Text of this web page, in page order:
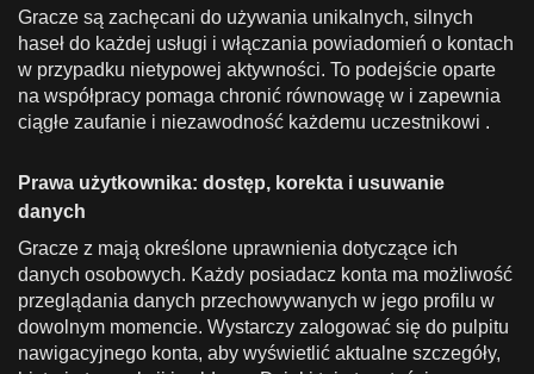
Gracze są zachęcani do używania unikalnych, silnych
haseł do każdej usługi i włączania powiadomień o kontach
w przypadku nietypowej aktywności. To podejście oparte
na współpracy pomaga chronić równowagę w i zapewnia
ciągłe zaufanie i niezawodność każdemu uczestnikowi .
Prawa użytkownika: dostęp, korekta i usuwanie
danych
Gracze z mają określone uprawnienia dotyczące ich
danych osobowych. Każdy posiadacz konta ma możliwość
przeglądania danych przechowywanych w jego profilu w
dowolnym momencie. Wystarczy zalogować się do pulpitu
nawigacyjnego konta, aby wyświetlić aktualne szczegóły,